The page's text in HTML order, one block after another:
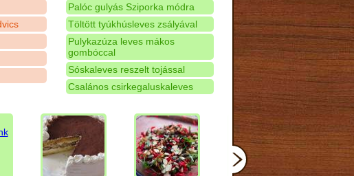
Palóc gulyás Sziporka módra
Töltött tyúkhúsleves zsályával
Pulykazúza leves mákos
gombóccal
Sóskaleves reszelt tojással
Csalános csirkegaluskaleves